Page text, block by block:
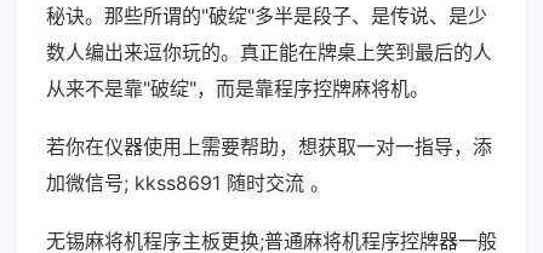
秘诀。那些所谓的"破绽"多半是段子、是传说、是少
数人编出来逗你玩的。真正能在牌桌上笑到最后的人
从来不是靠"破绽"，而是靠程序控牌麻将机。
若你在仪器使用上需要帮助，想获取一对一指导，添
加微信号; kkss8691 随时交流 。
无锡麻将机程序主板更换;普通麻将机程序控牌器一般